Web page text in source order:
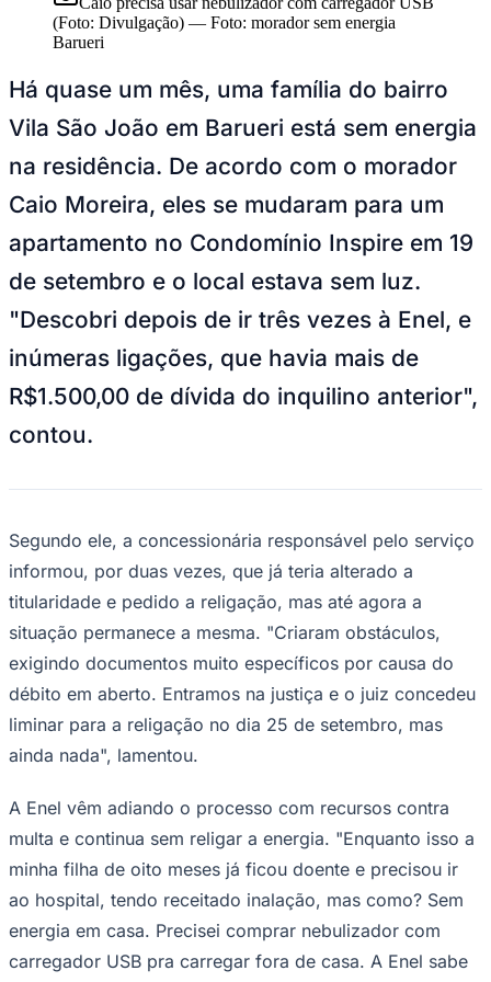
Juventude
Ceará
Há quase um mês, uma família do bairro
Vila São João em Barueri está sem energia
na residência. De acordo com o morador
Caio Moreira, eles se mudaram para um
apartamento no Condomínio Inspire em 19
de setembro e o local estava sem luz.
"Descobri depois de ir três vezes à Enel, e
inúmeras ligações, que havia mais de
R$1.500,00 de dívida do inquilino anterior",
contou.